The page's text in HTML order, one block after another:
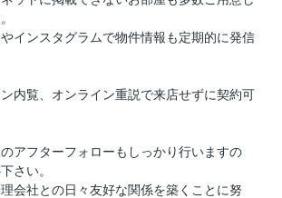
やインスタグラムで物件情報も定期的に発信
内覧、オンライン重説で来店せずに契約可
アフターフォローもしっかり行いますの
さい。
会社との日々友好な関係を築くことに努